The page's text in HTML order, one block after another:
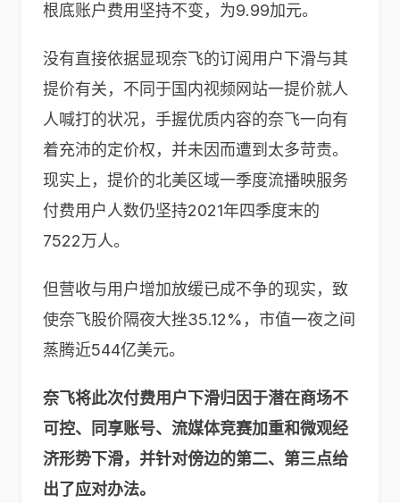
根底账户费用坚持不变，为9.99加元。
没有直接依据显现奈飞的订阅用户下滑与其
提价有关，不同于国内视频网站一提价就人
人喊打的状况，手握优质内容的奈飞一向有
着充沛的定价权，并未因而遭到太多苛责。
现实上，提价的北美区域一季度流播映服务
付费用户人数仍坚持2021年四季度末的
7522万人。
但营收与用户增加放缓已成不争的现实，致
使奈飞股价隔夜大挫35.12%，市值一夜之间
蒸腾近544亿美元。
奈飞将此次付费用户下滑归因于潜在商场不
可控、同享账号、流媒体竞赛加重和微观经
济形势下滑，并针对傍边的第二、第三点给
出了应对办法。